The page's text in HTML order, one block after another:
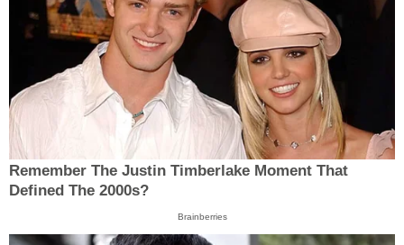
Remember The Justin Timberlake Moment That
Defined The 2000s?
Brainberries